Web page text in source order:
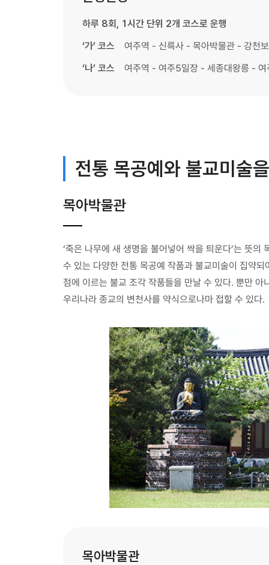
하루 8회, 1시간 단위 2개 코스로 운행
‘가’ 코스
여주역 - 신륵사 - 목아박물관 - 강천
‘나’ 코스
여주역 - 여주5일장 - 세종대왕릉 -
전통 목공예와 불교미술
목아박물관
‘죽은 나무에 새 생명을 불어넣어 싹을 틔운다’는 뜻
수 있는 다양한 전통 목공예 작품과 불교미술이 집약
점에 이르는 불교 조각 작품들을 만날 수 있다. 뿐만
우리나라 종교의 변천사를 약식으로나마 접할 수 있다.
목아박물관